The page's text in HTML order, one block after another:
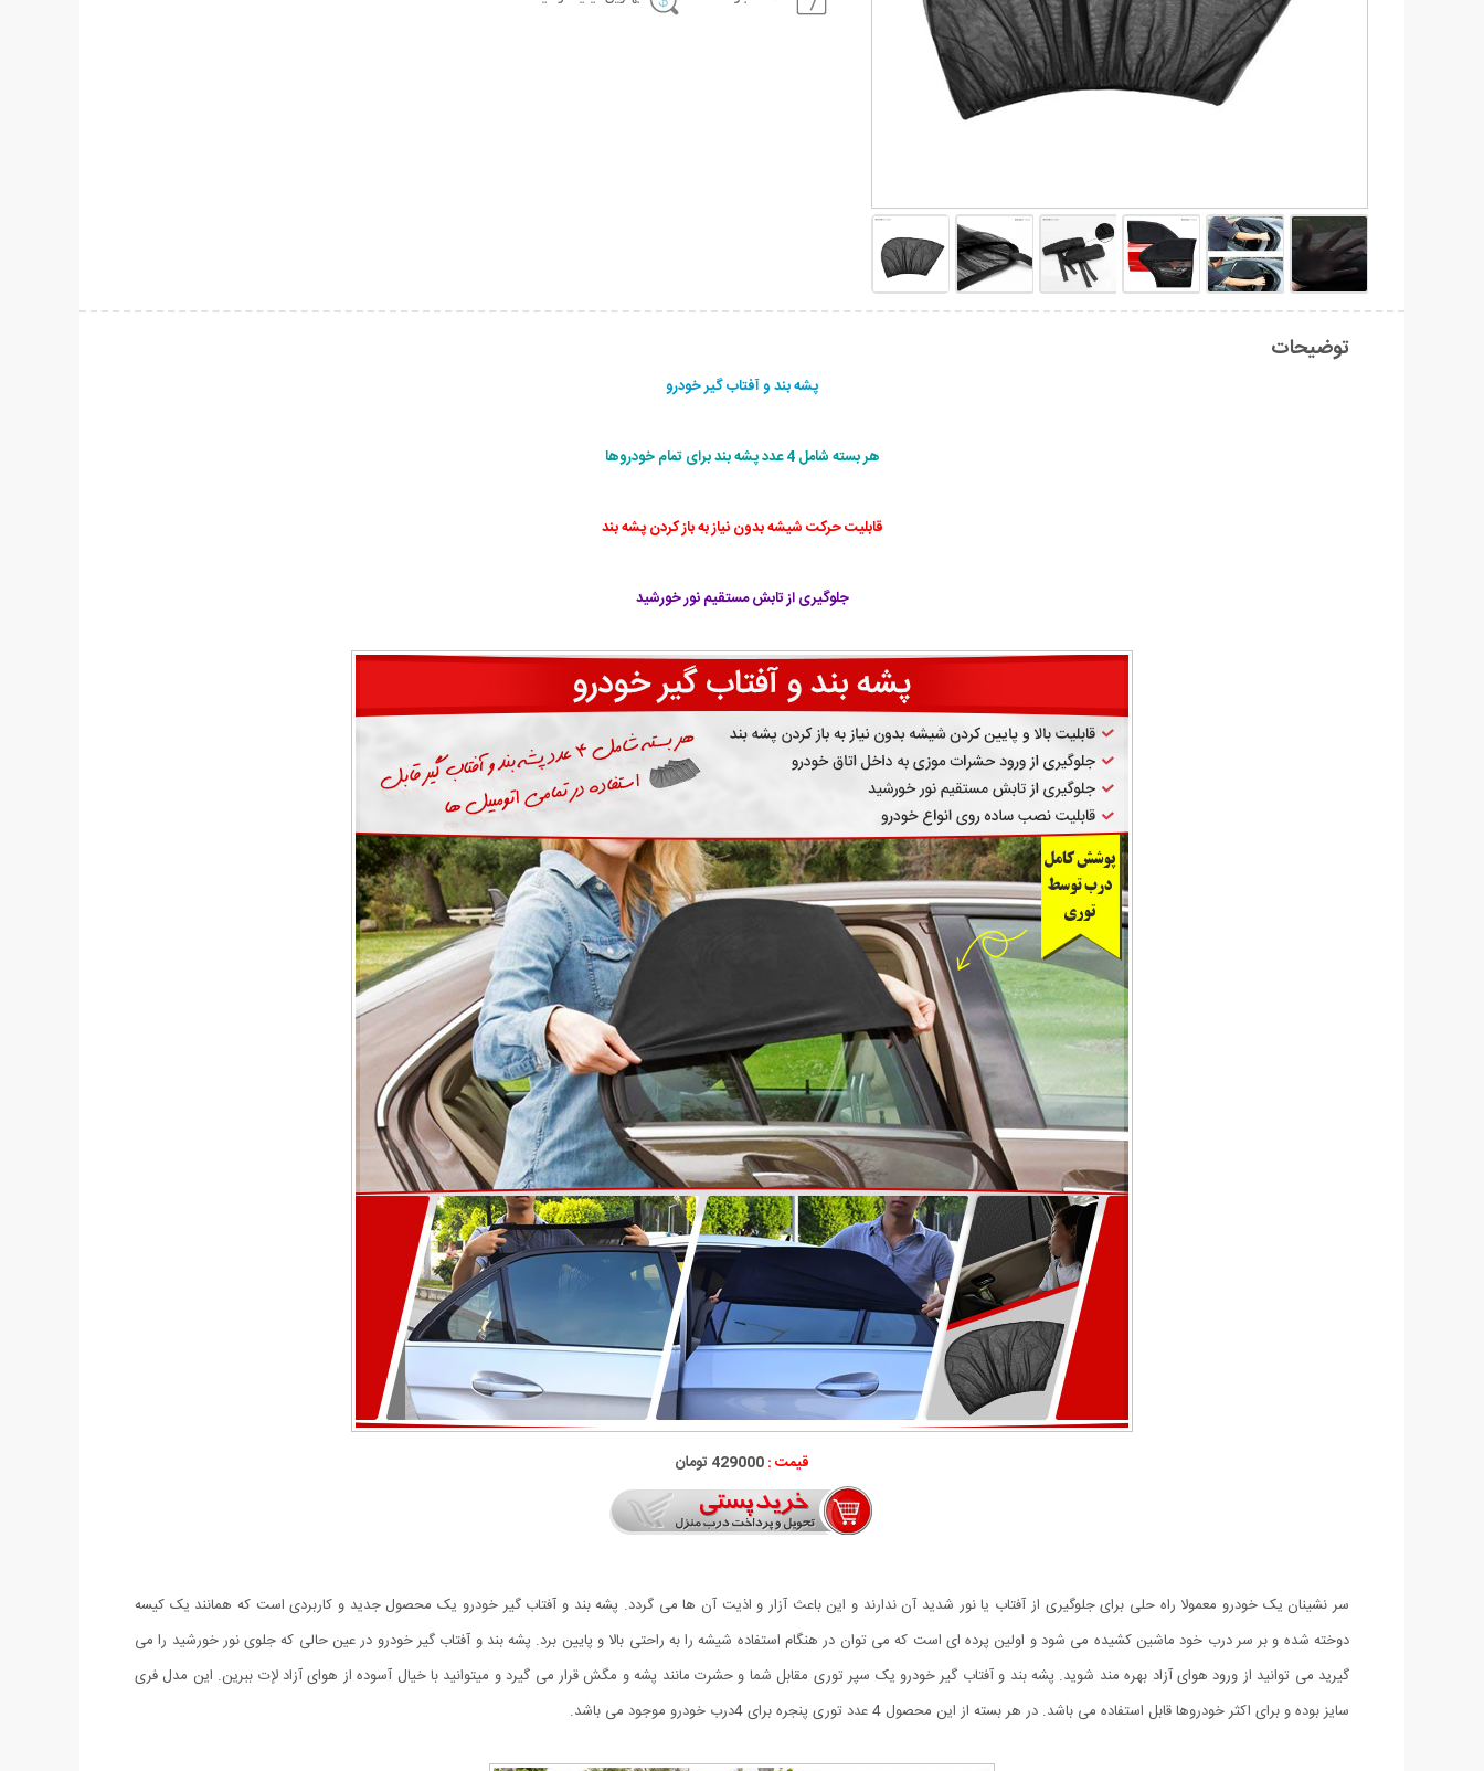
توضیحات
پشه بند و آفتاب گیر خودرو
هر بسته شامل 4 عدد پشه بند برای تمام خودروها
قابلیت حرکت شیشه بدون نیاز به باز کردن پشه بند
جلوگیری از تابش مستقیم نور خورشید
قیمت :429000 تومان
سر نشینان یک خودرو معمولا راه حلی برای جلوگیری از آفتاب یا نور شدید آن ندارند و این باعث آزار و اذیت آن ها می گردد. پشه بند و آفتاب گیر خودرو یک محصول جدید و کاربردی است که همانند یک کیسه
دوخته شده و بر سر درب خود ماشین کشیده می شود و اولین پرده ای است که می توان در هنگام استفاده شیشه را به راحتی بالا و پایین برد. پشه بند و آفتاب گیر خودرو در عین حالی که جلوی نور خورشید را می
گیرید می توانید از ورود هوای آزاد بهره مند شوید. پشه بند و آفتاب گیر خودرو یک سپر توری مقابل شما و حشرت مانند پشه و مگش قرار می گیرد و میتوانید با خیال آسوده از هوای آزاد لإت ببرین. این مدل فری
سایز بوده و برای اکثر خودروها قابل استفاده می باشد. در هر بسته از این محصول 4 عدد توری پنجره برای 4درب خودرو موجود می باشد.